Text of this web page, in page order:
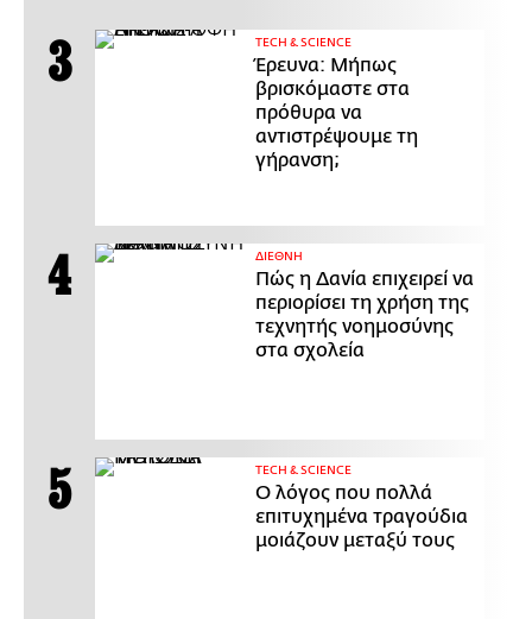
ΤECH & SCIENCE
Έρευνα: Μήπως
βρισκόμαστε στα
πρόθυρα να
αντιστρέψουμε τη
γήρανση;
ΔΙΕΘΝΗ
Πώς η Δανία επιχειρεί να
περιορίσει τη χρήση της
τεχνητής νοημοσύνης
στα σχολεία
ΤECH & SCIENCE
Ο λόγος που πολλά
επιτυχημένα τραγούδια
μοιάζουν μεταξύ τους